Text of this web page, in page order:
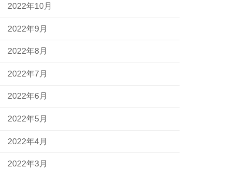
2022年10月
2022年9月
2022年8月
2022年7月
2022年6月
2022年5月
2022年4月
2022年3月